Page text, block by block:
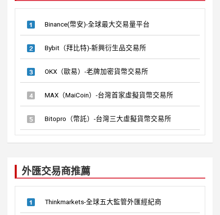
Binance(幣安)-全球最大交易量平台
Bybit（拜比特)-新興衍生品交易所
OKX（歐易）-老牌加密貨幣交易所
MAX（MaiCoin）-台灣首家虛擬貨幣交易所
Bitopro（幣託）-台灣三大虛擬貨幣交易所
外匯交易商推薦
Thinkmarkets-全球五大監管外匯經紀商